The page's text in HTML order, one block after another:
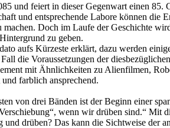
und feiert in dieser Gegenwart einen
und entsprechende Labore können
Doch im Laufe der Geschichte
zu geben.
aufs Kürzeste erklärt, dazu werden
die Voraussetzungen der
mit Ähnlichkeiten zu Alienfilmen,
farblich ansprechend.
von drei Bänden ist der Beginn einer
wenn wir drüben sind.“ Mit
und drüben? Das kann die Sichtweise der